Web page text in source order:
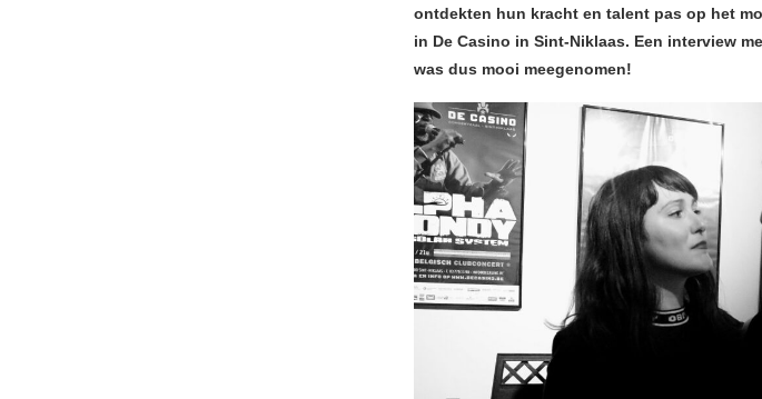
ontdekten hun kracht en talent pas op het
in De Casino in Sint-Niklaas. Een interview
was dus mooi meegenomen!